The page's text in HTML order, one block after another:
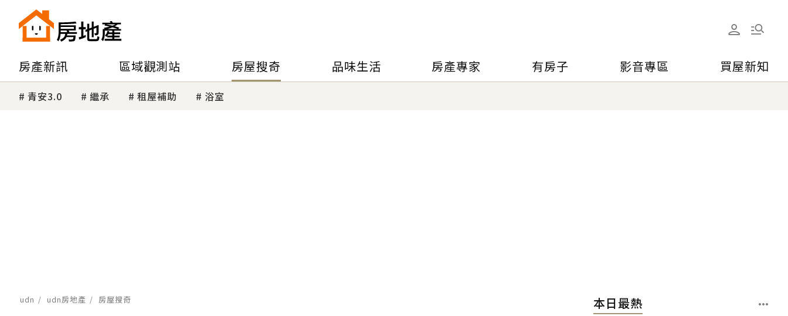
房產新訊 區域觀測站 房屋搜奇 品味生活 房產專家 有房子 影音專區 買屋新知
青安3.0 繼承 租屋補助 浴室
udn udn房地產 房屋搜奇 本日最熱